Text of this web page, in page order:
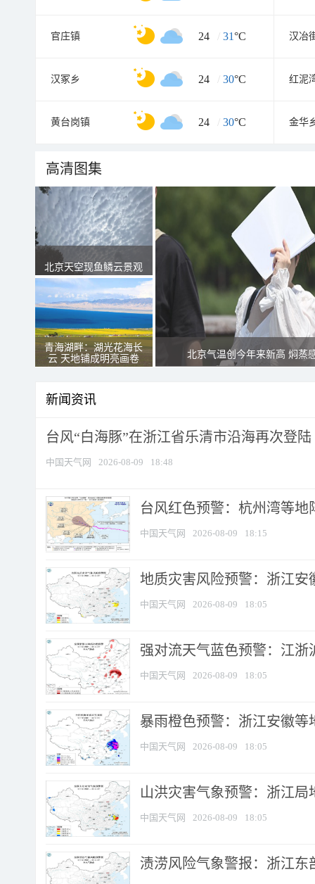
官庄镇 24 / 31°C 汉冶
汉冢乡 24 / 30°C 红泥
黄台岗镇 24 / 30°C 金华
高清图集
北京天空现鱼鳞云景观
青海湖畔：湖光花海长
云 天地铺成明亮画卷
北京气温创今年来新高 焖蒸
新闻资讯
台风“白海豚”在浙江省乐清市沿海再次登陆
中国天气网 2026-08-09 18:48
台风红色预警：杭州湾等地
中国天气网 2026-08-09 18:15
地质灾害风险预警：浙江安
中国天气网 2026-08-09 18:05
强对流天气蓝色预警：江浙
中国天气网 2026-08-09 18:05
暴雨橙色预警：浙江安徽等
中国天气网 2026-08-09 18:05
山洪灾害气象预警：浙江
中国天气网 2026-08-09 18:05
渍涝风险气象警报：浙江